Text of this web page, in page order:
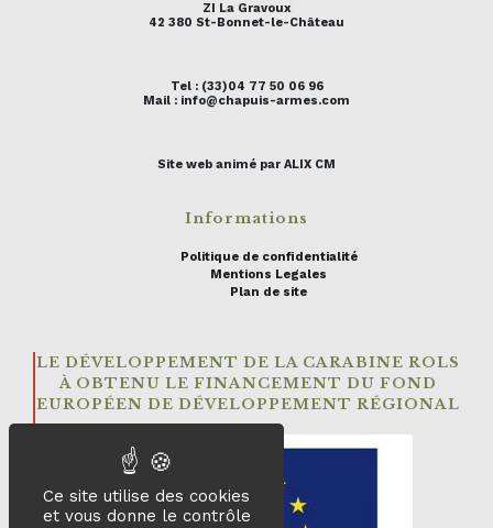
ZI La Gravoux
42 380 St-Bonnet-le-Château
Tel : (33)04 77 50 06 96
Mail : info@chapuis-armes.com
Site web animé par ALIX CM
Informations
Politique de confidentialité
Mentions Legales
Plan de site
LE DÉVELOPPEMENT DE LA CARABINE ROLS
À OBTENU LE FINANCEMENT DU FOND
EUROPÉEN DE DÉVELOPPEMENT RÉGIONAL
Ce site utilise des cookies
et vous donne le contrôle